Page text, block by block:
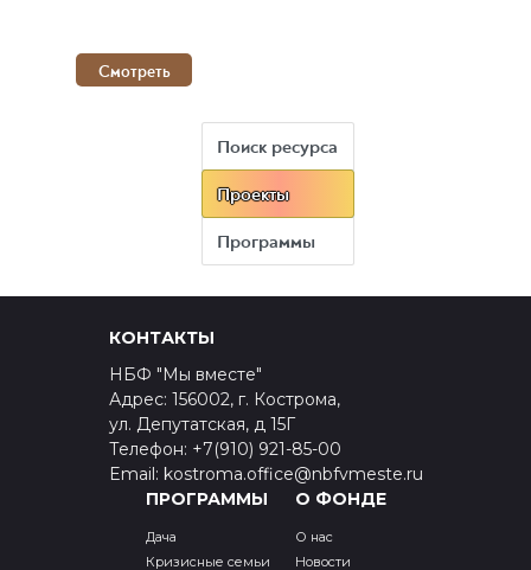
Смотреть
Поиск ресурса
Проекты
Программы
КОНТАКТЫ
НБФ "Мы вместе"
Адрес: 156002, г. Кострома,
ул. Депутатская, д 15Г
Телефон: +7(910) 921-85-00
Email: kostroma.office@nbfvmeste.ru
ПРОГРАММЫ
Дача
Кризисные семьи
О ФОНДЕ
О нас
Новости